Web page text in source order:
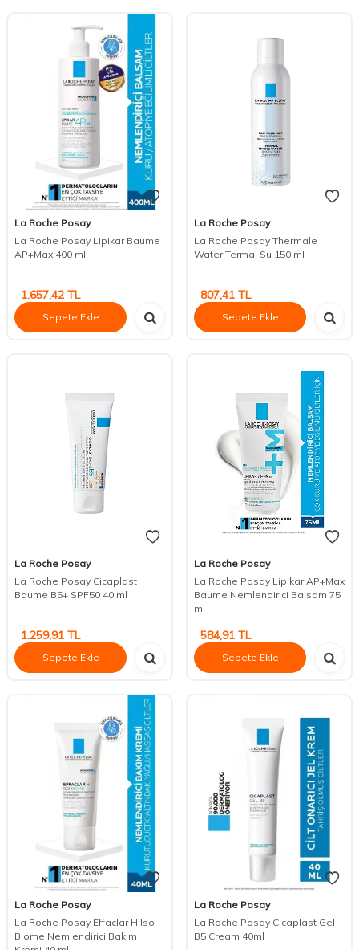
La Roche Posay
La Roche Posay Lipikar Baume
AP+Max 400 ml
1.657,42 TL
Sepete Ekle
La Roche Posay
La Roche Posay Thermale
Water Termal Su 150 ml
807,41 TL
Sepete Ekle
La Roche Posay
La Roche Posay Cicaplast
Baume B5+ SPF50 40 ml
1.259,91 TL
Sepete Ekle
La Roche Posay
La Roche Posay Lipikar AP+Max
Baume Nemlendirici Balsam 75
ml
584,91 TL
Sepete Ekle
La Roche Posay
La Roche Posay Effaclar H Iso-
Biome Nemlendirici Bakım
La Roche Posay
La Roche Posay Cicaplast Gel
B5 Cream 40ml